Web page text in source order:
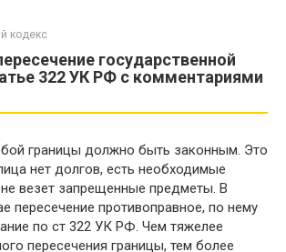
кодекс
государственной
322 УК РФ с комментариями
границы должно быть законным. Это
нет долгов, есть необходимые
везет запрещенные предметы. В
пересечение противоправное, по нему
по ст 322 УК РФ. Чем тяжелее
пересечения границы, тем более